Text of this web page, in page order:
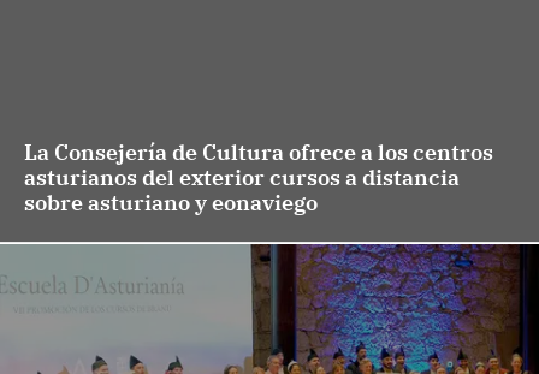
La Consejería de Cultura ofrece a los centros
asturianos del exterior cursos a distancia
sobre asturiano y eonaviego